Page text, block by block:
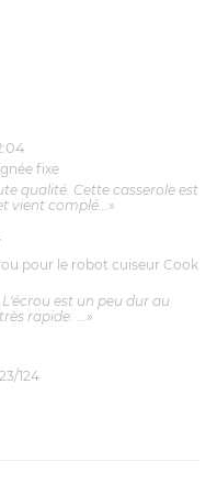
fixe
qualité. Cette casserole est
vient complé...»
pour le robot cuiseur Cook
est un peu dur au
rapide. ...»
124